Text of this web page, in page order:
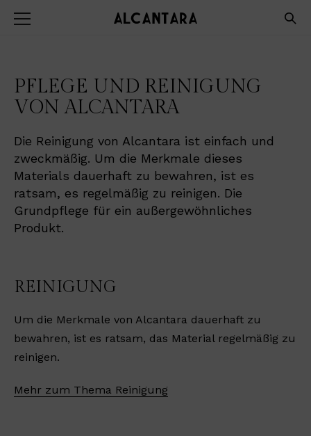
PFLEGE UND REINIGUNG
VON ALCANTARA
Die Reinigung von Alcantara ist einfach und
zweckmäßig. Um die Merkmale dieses
Materials dauerhaft zu bewahren, ist es
ratsam, es regelmäßig zu reinigen. Die
Grundpflege für ein außergewöhnliches
Produkt.
REINIGUNG
Um die Merkmale von Alcantara dauerhaft zu
bewahren, ist es ratsam, das Material regelmäßig zu
reinigen.
Mehr zum Thema Reinigung